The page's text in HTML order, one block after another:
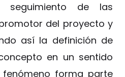
seguimiento de las
del proyecto y
así la definición de
en un sentido
forma parte